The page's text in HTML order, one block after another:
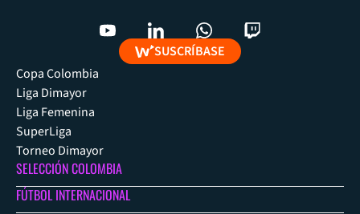
SUSCRÍBASE
Copa Colombia
Liga Dimayor
Liga Femenina
SuperLiga
Torneo Dimayor
SELECCIÓN COLOMBIA
FÚTBOL INTERNACIONAL